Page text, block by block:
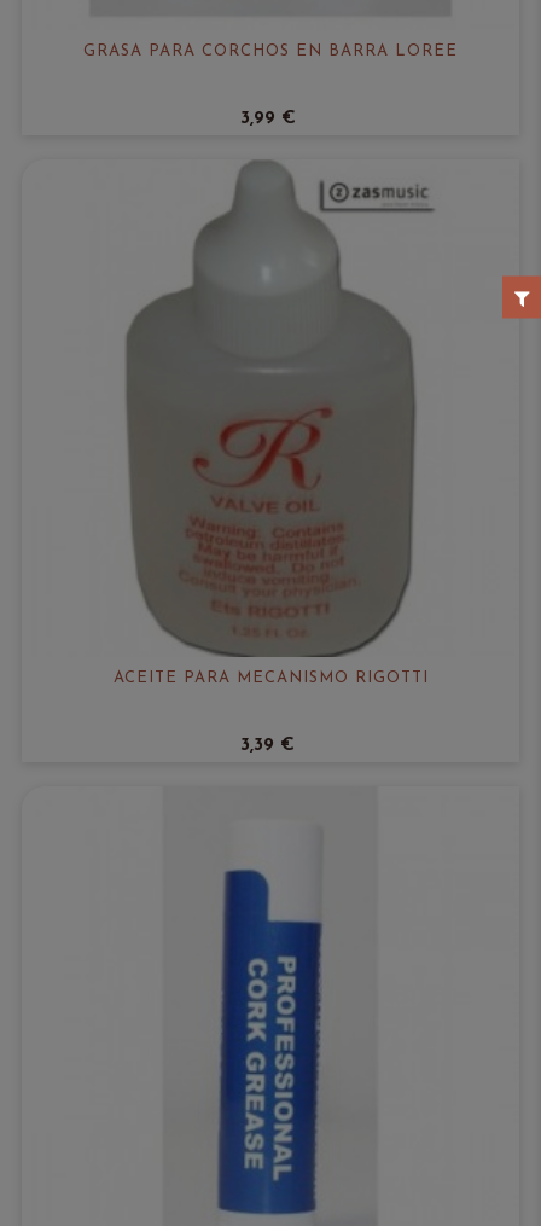
GRASA PARA CORCHOS EN BARRA LORÉE
3,99 €
ACEITE PARA MECANISMO RIGOTTI
3,39 €